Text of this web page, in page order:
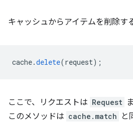
キャッシュからアイテムを削除す
cache.delete(request);
ここで、リクエストは Request
このメソッドは cache.match
と